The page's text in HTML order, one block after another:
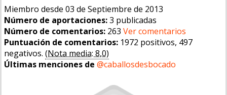
Miembro desde 03 de Septiembre de 2013
Número de aportaciones:3 publicadas
Número de comentarios: 263 Ver comentarios
Puntuación de comentarios: 1972 positivos, 497
negativos. (Nota media: 8,0)
Últimas menciones de @caballosdesbocado